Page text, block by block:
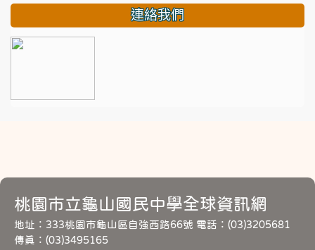
連絡我們
桃園市立龜山國民中學全球資訊網
地址：333桃園市龜山區自強西路66號 電話：(03)3205681
傳真：(03)3495165